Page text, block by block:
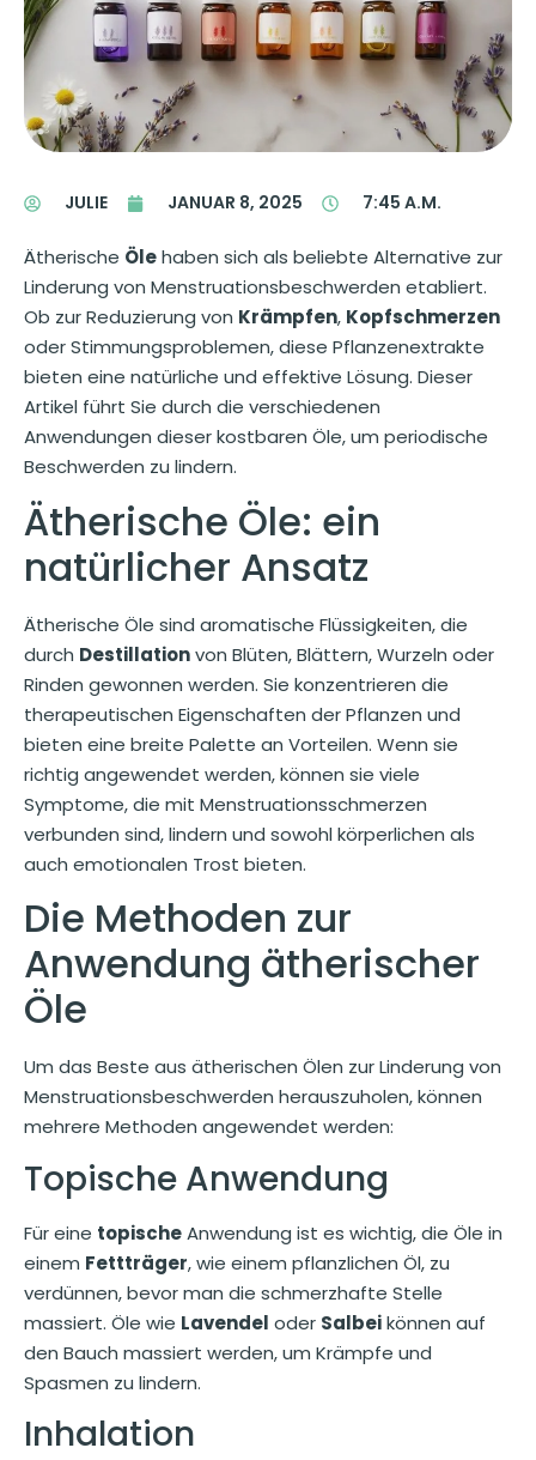
JULIE JANUAR 8, 2025 7:45 A.M.
Ätherische Ölehaben sich als beliebte Alternative zur
Linderung von Menstruationsbeschwerden etabliert.
Ob zur Reduzierung von Krämpfen, Kopfschmerzen
oder Stimmungsproblemen, diese Pflanzenextrakte
bieten eine natürliche und effektive Lösung. Dieser
Artikel führt Sie durch die verschiedenen
Anwendungen dieser kostbaren Öle, um periodische
Beschwerden zu lindern.
Ätherische Öle: ein
natürlicher Ansatz
Ätherische Öle sind aromatische Flüssigkeiten, die
durch Destillationvon Blüten, Blättern, Wurzeln oder
Rinden gewonnen werden. Sie konzentrieren die
therapeutischen Eigenschaften der Pflanzen und
bieten eine breite Palette an Vorteilen. Wenn sie
richtig angewendet werden, können sie viele
Symptome, die mit Menstruationsschmerzen
verbunden sind, lindern und sowohl körperlichen als
auch emotionalen Trost bieten.
Die Methoden zur
Anwendung ätherischer
Öle
Um das Beste aus ätherischen Ölen zur Linderung von
Menstruationsbeschwerden herauszuholen, können
mehrere Methoden angewendet werden:
Topische Anwendung
Für eine topischeAnwendung ist es wichtig, die Öle in
einem Fettträger, wie einem pflanzlichen Öl, zu
verdünnen, bevor man die schmerzhafte Stelle
massiert. Öle wie Lavendel oder Salbeikönnen auf
den Bauch massiert werden, um Krämpfe und
Spasmen zu lindern.
Inhalation